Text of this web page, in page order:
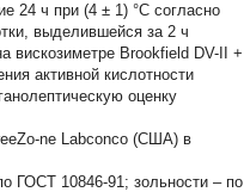
24 ч при (4 ± 1) °С согласно
выделившейся за 2 ч
вискозиметре Brookfield DV-II +
активной кислотности
оценку
ne Labconco (США) в
ГОСТ 10846-91; зольности – по